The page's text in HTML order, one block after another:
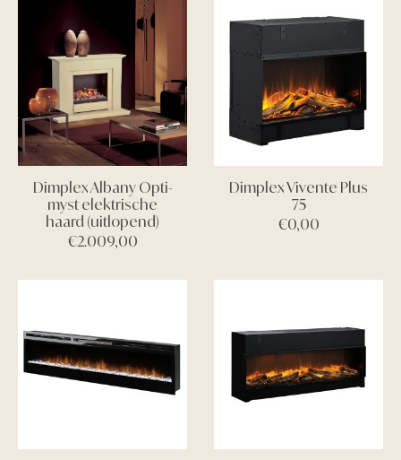
Dimplex Albany Opti-
myst elektrische
haard (uitlopend)
€2.009,00
Dimplex Vivente Plus
75
€0,00